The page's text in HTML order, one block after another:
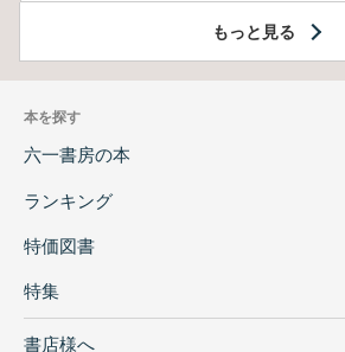
もっと見る
本を探す
六一書房の本
ランキング
特価図書
特集
書店様へ